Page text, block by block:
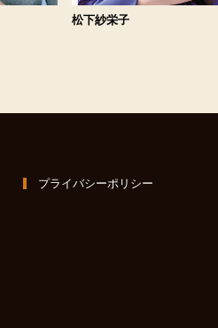
松下紗栄子
プライバシーポリシー